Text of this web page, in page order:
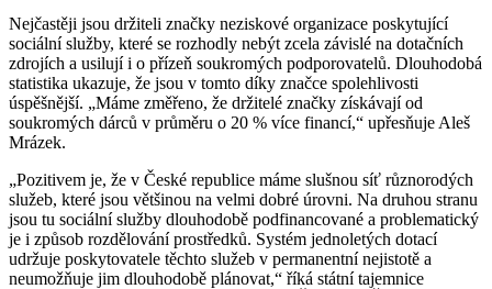
Nejčastěji jsou držiteli značky neziskové organizace poskytující
sociální služby, které se rozhodly nebýt zcela závislé na dotačních
zdrojích a usilují i o přízeň soukromých podporovatelů. Dlouhodobá
statistika ukazuje, že jsou v tomto díky značce spolehlivosti
úspěšnější. „Máme změřeno, že držitelé značky získávají od
soukromých dárců v průměru o 20 % více financí,“ upřesňuje Aleš
Mrázek.
„Pozitivem je, že v České republice máme slušnou síť různorodých
služeb, které jsou většinou na velmi dobré úrovni. Na druhou stranu
jsou tu sociální služby dlouhodobě podfinancované a problematický
je i způsob rozdělování prostředků. Systém jednoletých dotací
udržuje poskytovatele těchto služeb v permanentní nejistotě a
neumožňuje jim dlouhodobě plánovat,“ říká státní tajemnice